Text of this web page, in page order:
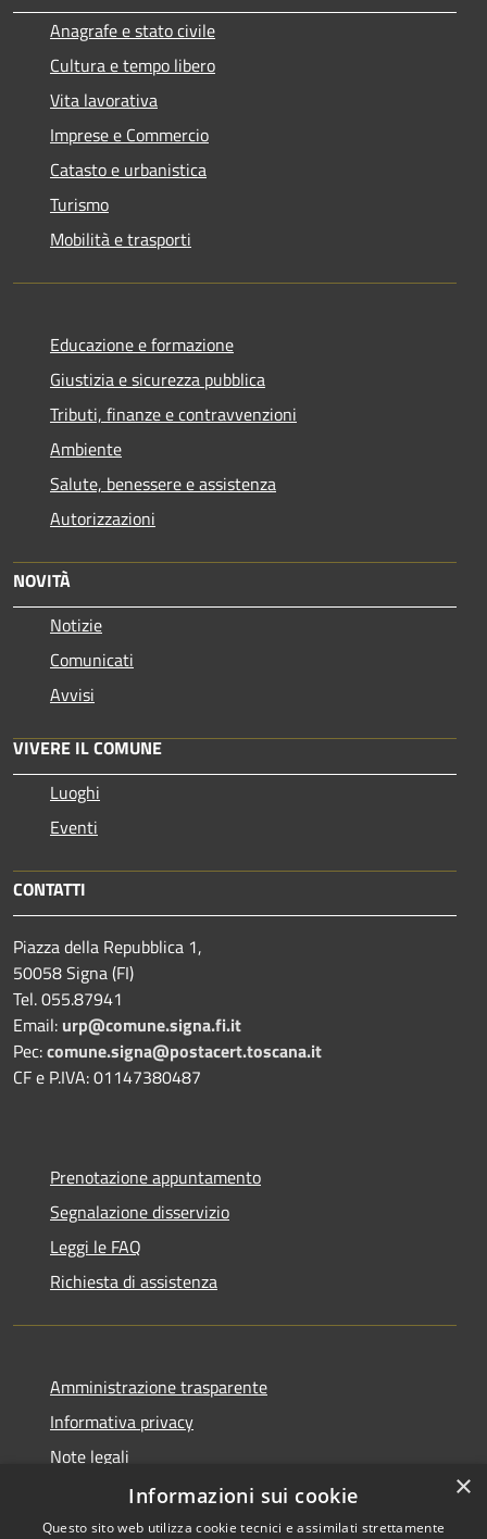
Anagrafe e stato civile
Cultura e tempo libero
Vita lavorativa
Imprese e Commercio
Catasto e urbanistica
Turismo
Mobilità e trasporti
Educazione e formazione
Giustizia e sicurezza pubblica
Tributi, finanze e contravvenzioni
Ambiente
Salute, benessere e assistenza
Autorizzazioni
NOVITÀ
Notizie
Comunicati
Avvisi
VIVERE IL COMUNE
Luoghi
Eventi
CONTATTI
Piazza della Repubblica 1,
50058 Signa (FI)
Tel. 055.87941
Email: urp@comune.signa.fi.it
Pec:comune.signa@postacert.toscana.it
CF e P.IVA: 01147380487
Prenotazione appuntamento
Segnalazione disservizio
Leggi le FAQ
Richiesta di assistenza
Amministrazione trasparente
Informativa privacy
Note legali
Dichiarazione di accessibilità
×
Informazioni sui cookie
Questo sito web utilizza cookie tecnici e assimilati strettamente